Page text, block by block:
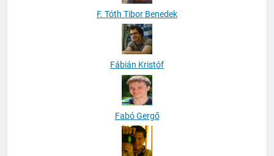
F. Tóth Tibor Benedek
Fábián Kristóf
Fabó Gergő